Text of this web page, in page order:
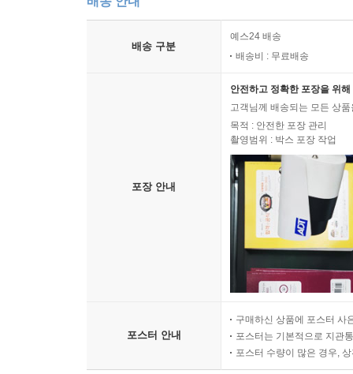
배송 구분
예스24 배송
배송비 : 무료배송
포장 안내
안전하고 정확한 포장을 위
고객님께 배송되는 모든 상
목적 : 안전한 포장 관리
촬영범위 : 박스 포장 작업
포스터 안내
구매하신 상품에 포스터 사
포스터는 기본적으로 지관
포스터 수량이 많은 경우,